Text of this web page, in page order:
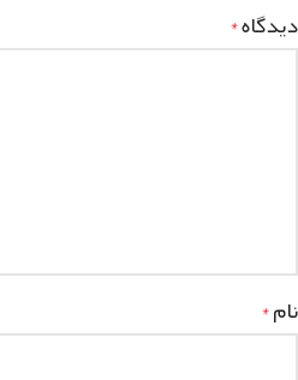
دیدگاه*
نام*